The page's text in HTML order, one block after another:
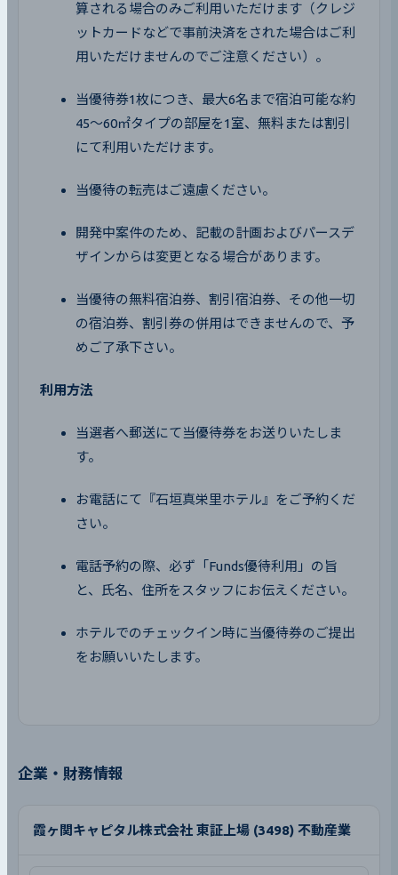
算される場合のみご利用いただけます（クレジ
ットカードなどで事前決済をされた場合はご利
用いただけませんのでご注意ください）。
当優待券1枚につき、最大6名まで宿泊可能な約
45～60㎡タイプの部屋を1室、無料または割引
にて利用いただけます。
当優待の転売はご遠慮ください。
開発中案件のため、記載の計画およびパースデ
ザインからは変更となる場合があります。
当優待の無料宿泊券、割引宿泊券、その他一切
の宿泊券、割引券の併用はできませんので、予
めご了承下さい。
利用方法
当選者へ郵送にて当優待券をお送りいたしま
す。
お電話にて『石垣真栄里ホテル』をご予約くだ
さい。
電話予約の際、必ず「Funds優待利用」の旨
と、氏名、住所をスタッフにお伝えください。
ホテルでのチェックイン時に当優待券のご提出
をお願いいたします。
企業・財務情報
霞ヶ関キャピタル株式会社 東証上場 (3498) 不動産業